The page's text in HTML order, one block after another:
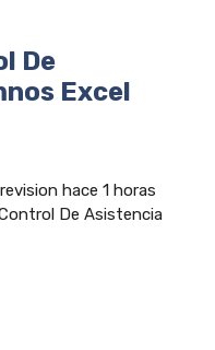
De
Excel
hace 1 horas
De Asistencia